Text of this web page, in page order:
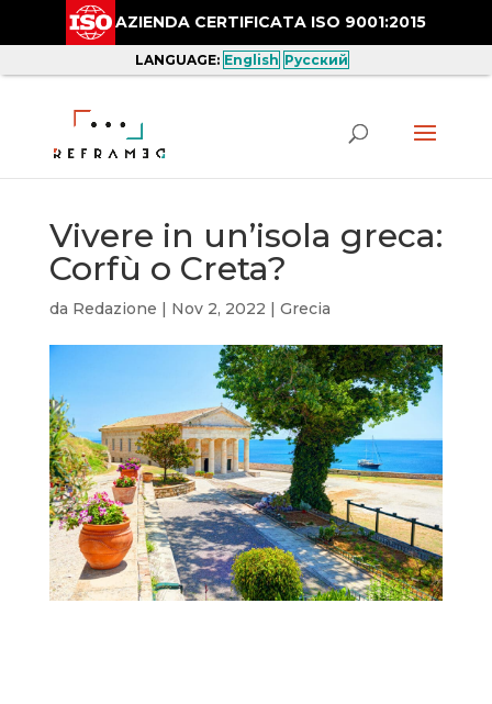
Vivere in un’isola greca:
Corfù o Creta?
da Redazione Nov 2, 2022 Grecia
AZIENDA CERTIFICATA ISO 9001:2015
LANGUAGE: English Русский